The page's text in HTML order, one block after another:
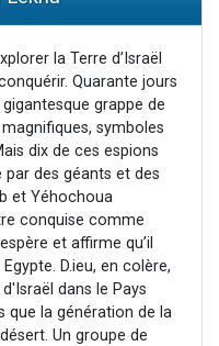
2 personnes viennent de nous rejoindre sur WhatsApp
2 personnes viennent de nous rejoindre sur WhatsApp
donner son Maasser
la Terre d’Israël
Quarante jours
grappe de
symboles
dix de ces espions
des géants et des
et Yéhochoua
conquise comme
et affirme qu’il
D.ieu, en colère,
dans le Pays
que la génération de la
Un groupe de